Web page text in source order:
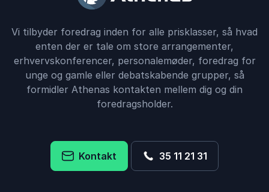
Vi tilbyder foredrag inden for alle prisklasser, så hvad
enten der er tale om store arrangementer,
erhvervskonferencer, personalemøder, foredrag for
unge og gamle eller debatskabende grupper, så
formidler Athenas kontakten mellem dig og din
foredragsholder.
Kontakt 35 11 21 31